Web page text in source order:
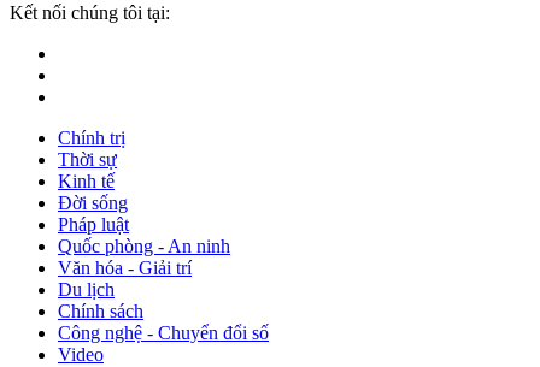
Kết nối chúng tôi tại:
Chính trị
Thời sự
Kinh tế
Đời sống
Pháp luật
Quốc phòng - An ninh
Văn hóa - Giải trí
Du lịch
Chính sách
Công nghệ - Chuyển đổi số
Video